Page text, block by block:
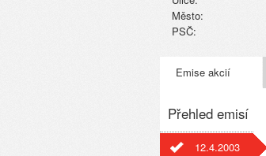
Město:
PSČ:
Emise akcií
Přehled emisí
12.4.2003